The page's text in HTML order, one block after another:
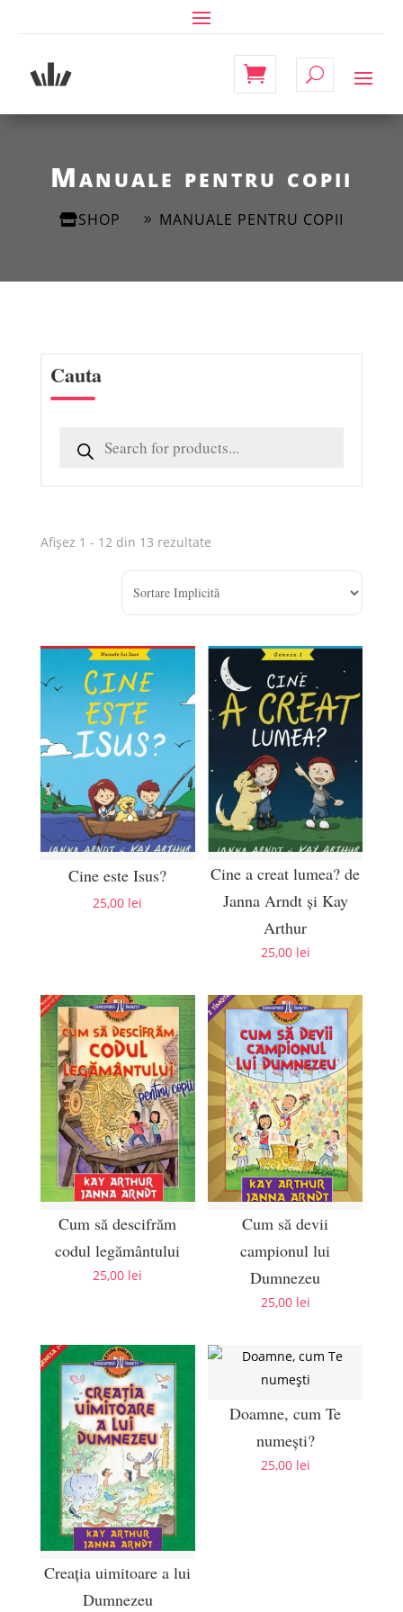
Manuale pentru copii
SHOP MANUALE PENTRU COPII
Cauta
Afișez 1 - 12 din 13 rezultate
Cine este Isus?
25,00 lei
Cine a creat lumea? de
Janna Arndt și Kay
Arthur
25,00 lei
Cum să descifrăm
codul legământului
25,00 lei
Cum să devii
campionul lui
Dumnezeu
25,00 lei
Creaţia uimitoare a lui
Dumnezeu
Doamne, cum Te
numești?
25,00 lei